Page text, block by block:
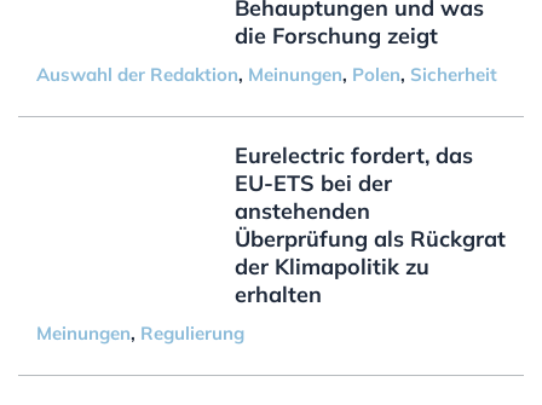
Behauptungen und was
die Forschung zeigt
Auswahl der Redaktion, Meinungen, Polen, Sicherheit
Eurelectric fordert, das
EU-ETS bei der
anstehenden
Überprüfung als Rückgrat
der Klimapolitik zu
erhalten
Meinungen, Regulierung